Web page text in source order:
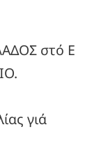
στό Ε
γιά